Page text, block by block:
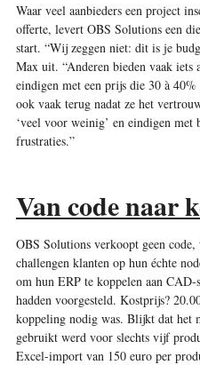
Waar veel aanbieders een project
offerte, levert OBS Solutions een
start. “Wij zeggen niet: dit is je
Max uit. “Anderen bieden vaak
eindigen met een prijs die 30 à
ook vaak terug nadat ze het
‘veel voor weinig’ en eindigen met
frustraties.”
Van code naar
OBS Solutions verkoopt geen
challengen klanten op hun échte
om hun ERP te koppelen aan CAD-
hadden voorgesteld. Kostprijs?
koppeling nodig was. Blijkt dat het
gebruikt werd voor slechts vijf
Excel-import van 150 euro per